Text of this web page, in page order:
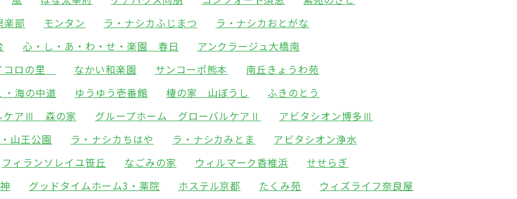
部 モンタン ラ・ナシカふじまつ
ラ・ナシカおとがな
心・し・あ・わ・せ・楽園 春日
アンクラージュ大橋南
コロの里 なかい和楽園 サンコーポ熊本
南丘きょうわ苑
・海の中道 ゆうゆう壱番館 棲の家 山ぼうし
ふきのとう
ケアⅢ 森の家 グループホーム グローバルケアⅡ
アビタシオン博多Ⅲ
山王公園 ラ・ナシカちはや ラ・ナシカみとま
アビタシオン浄水
フィランソレイユ笹丘 なごみの家 ウィルマーク香椎浜
せせらぎ
グッドタイムホーム3・薬院 ホステル京都 たくみ苑
ウィズライフ奈良屋